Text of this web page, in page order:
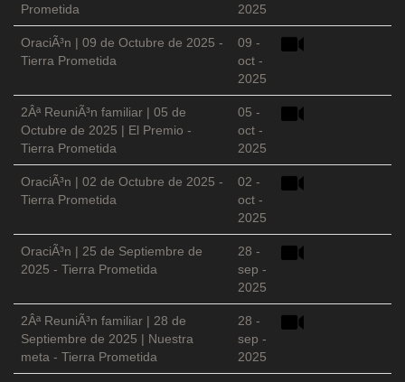
Prometida
2025
OraciÃ³n | 09 de Octubre de 2025 -
Tierra Prometida
09 -
oct -
2025
2Âª ReuniÃ³n familiar | 05 de
Octubre de 2025 | El Premio -
Tierra Prometida
05 -
oct -
2025
OraciÃ³n | 02 de Octubre de 2025 -
Tierra Prometida
02 -
oct -
2025
OraciÃ³n | 25 de Septiembre de
2025 - Tierra Prometida
28 -
sep -
2025
2Âª ReuniÃ³n familiar | 28 de
Septiembre de 2025 | Nuestra
meta - Tierra Prometida
28 -
sep -
2025